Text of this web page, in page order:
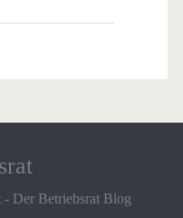
- Der Betriebsrat Blog